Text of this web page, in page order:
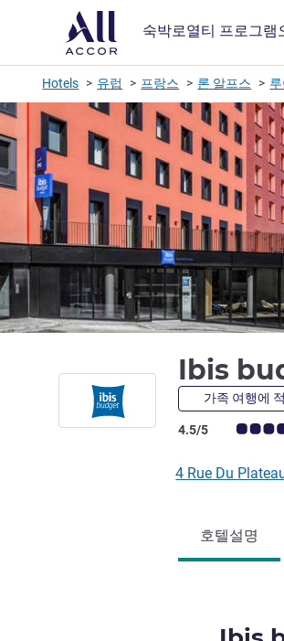
숙박로열티 프로그램
Hotels 유럽 프랑스 론 알프스
Ibis
가족 여행에
고객 평점 (ALL 평
4.5/5
4 Rue Du
호텔설명